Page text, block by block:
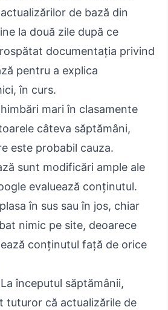
de bază din
la două zile după ce
documentația privind
pentru a explica
în curs.
mari în clasamente
câteva săptămâni,
este probabil cauza.
sunt modificări ample ale
evaluează conținutul.
în sus sau în jos, chiar
nimic pe site, deoarece
conținutul față de orice
începutul săptămânii,
tuturor că actualizările de